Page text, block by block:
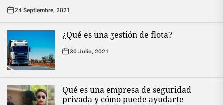
24 Septiembre, 2021
¿Qué es una gestión de flota?
30 Julio, 2021
Qué es una empresa de seguridad
privada y cómo puede ayudarte